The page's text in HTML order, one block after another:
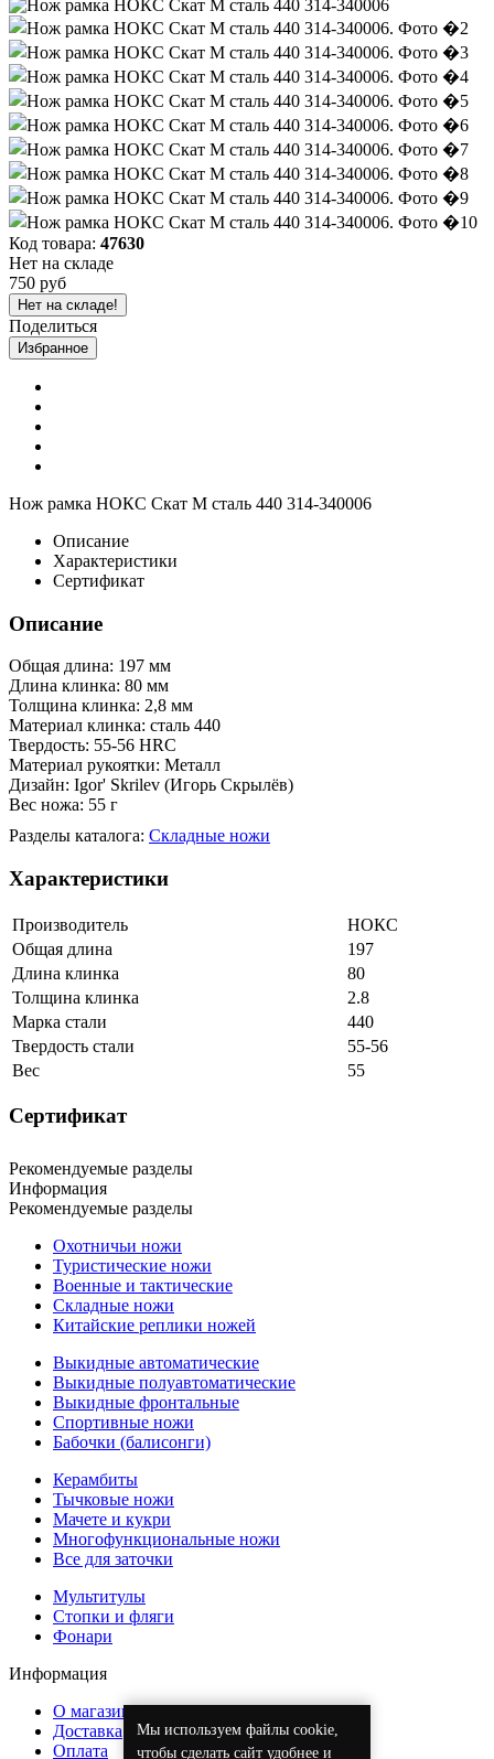
Мы используем файлы cookie,
чтобы сделать сайт удобнее и
Код товара: 47630
Нет на складе
750 руб
Нет на складе!
Поделиться
Избранное
Нож рамка НОКС Скат М сталь 440 314-340006
Описание
Характеристики
Сертификат
Описание
Общая длина: 197 мм
Длина клинка: 80 мм
Толщина клинка: 2,8 мм
Материал клинка: сталь 440
Твердость: 55-56 HRC
Материал рукоятки: Металл
Дизайн: Igor' Skrilev (Игорь Скрылёв)
Вес ножа: 55 г
Разделы каталога: Складные ножи
Характеристики
Производитель
НОКС
Общая длина
197
Длина клинка
80
Толщина клинка
2.8
Марка стали
440
Твердость стали
55-56
Вес
55
Сертификат
Рекомендуемые разделы
Информация
Рекомендуемые разделы
Охотничьи ножи
Туристические ножи
Военные и тактические
Складные ножи
Китайские реплики ножей
Выкидные автоматические
Выкидные полуавтоматические
Выкидные фронтальные
Спортивные ножи
Бабочки (балисонги)
Керамбиты
Тычковые ножи
Мачете и кукри
Многофункциональные ножи
Все для заточки
Мультитулы
Стопки и фляги
Фонари
Информация
О магазине
Доставка
Оплата